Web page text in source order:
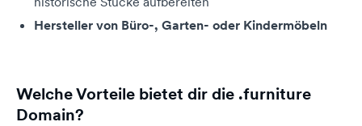
Hersteller von Büro-, Garten- oder Kindermöbeln
Welche Vorteile bietet dir die .furniture
Domain?